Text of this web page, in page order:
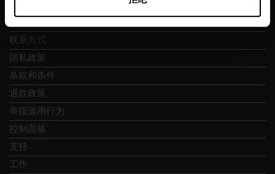
联系方式
隐私政策
条款和条件
退款政策
举报滥用行为
控制面板
支持
工作